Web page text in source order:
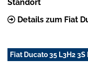
Standort
Details zum Fiat
Fiat Ducato 35 L3H2